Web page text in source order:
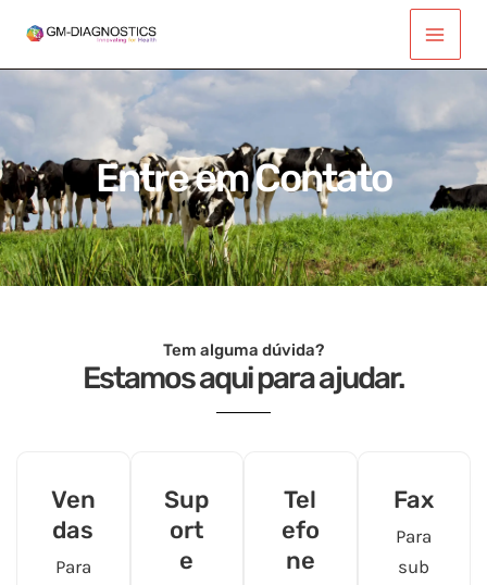
para
o
Main
Entre em Contato
Tem alguma dúvida?
Estamos aqui para ajudar.
Ven
das
Para
Sup
ort
e
Tel
efo
ne
Fax
Para
sub